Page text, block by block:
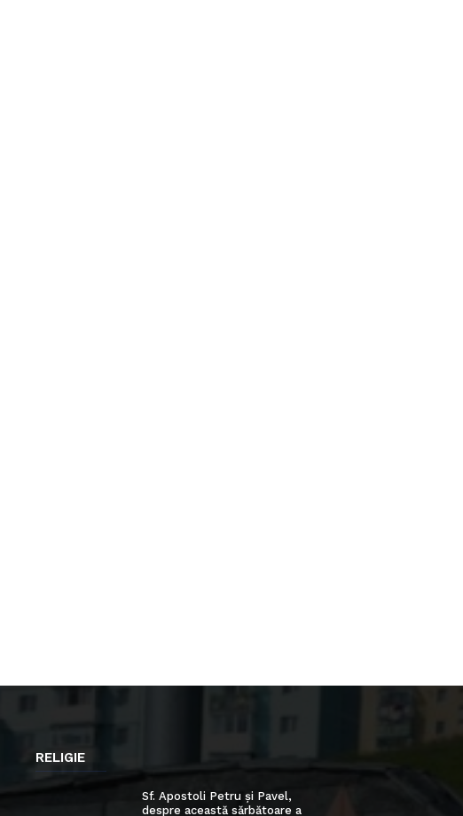
RELIGIE
Sf. Apostoli Petru și Pavel,
despre această sărbătoare a